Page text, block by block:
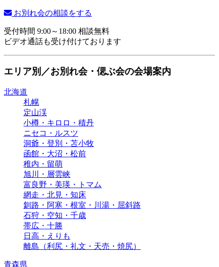
お別れ会の相談をする
受付時間 9:00～18:00 相談無料
ビデオ通話も受け付けております
エリア別／お別れ会・偲ぶ会の会場案内
北海道
札幌
定山渓
小樽・キロロ・積丹
ニセコ・ルスツ
洞爺・登別・苫小牧
函館・大沼・松前
稚内・留萌
旭川・層雲峡
富良野・美瑛・トマム
網走・北見・知床
釧路・阿寒・根室・川湯・屈斜路
石狩・空知・千歳
帯広・十勝
日高・えりも
離島（利尻・礼文・天売・焼尻）
青森県